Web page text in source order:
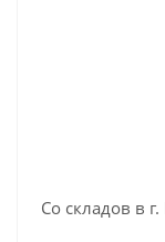
Со складов в